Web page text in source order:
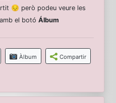
😔 però podeu veure les
el botó Álbum
Àlbum Compartir